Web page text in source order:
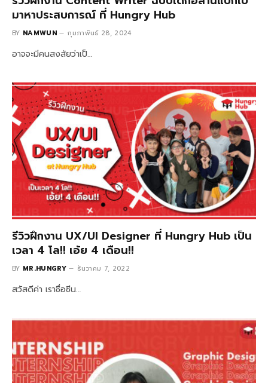
มาหาประสบการณ์ ที่ Hungry Hub
BY NAMWUN กุมภาพันธ์ 28, 2024
อาจจะมีคนสงสัยว่าเป็…
รีวิวฝึกงาน UX/UI Designer ที่ Hungry Hub เป็น
เวลา 4 โล!! เอ้ย 4 เดือน!!
BY MR.HUNGRY ธันวาคม 7, 2022
สวัสดีค่า เราชื่อซีน…